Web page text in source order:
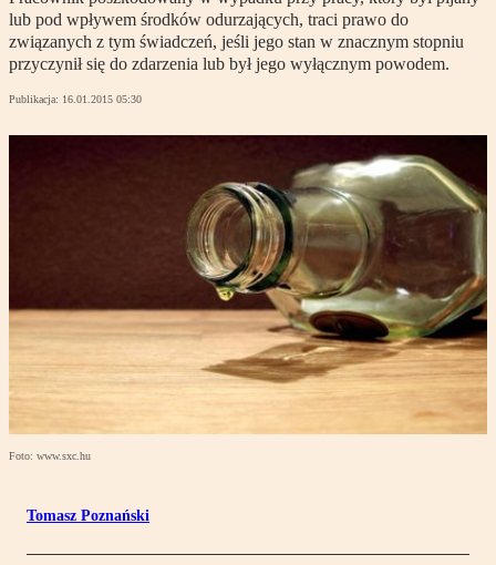
lub pod wpływem środków odurzających, traci prawo do
związanych z tym świadczeń, jeśli jego stan w znacznym stopniu
przyczynił się do zdarzenia lub był jego wyłącznym powodem.
Publikacja: 16.01.2015 05:30
Foto: www.sxc.hu
Tomasz Poznański